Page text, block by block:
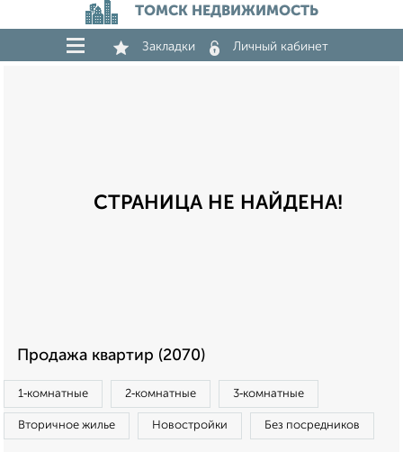
ТОМСК НЕДВИЖИМОСТЬ
Закладки Личный кабинет
СТРАНИЦА НЕ НАЙДЕНА!
Продажа квартир (2070)
1‑комнатные 2‑комнатные 3‑комнатные
Вторичное жилье Новостройки Без посредников